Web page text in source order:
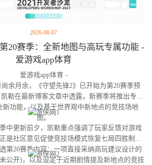
2026-08-07
20赛季：全新地图与高玩专属功能 -
爱游戏app体育
爱游戏app体育 -
月余，《守望先锋2》已开始为第20赛季预
勒在最新博客文章中透露，新赛季将推出专为
新功能，以及基于世界观中新地点的竞技场地
图。
更新前夕，凯勒重点强调了玩家反馈对游戏
社区意见促使竞技场模式恢复七局四胜制。
第20赛季内容：一项直接采纳高玩建议设计的
公开)，以及设定于近期剧情提及新地点的竞技